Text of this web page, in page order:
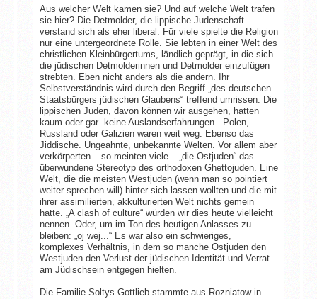
Aus welcher Welt kamen sie? Und auf welche Welt trafen
sie hier? Die Detmolder, die lippische Judenschaft
verstand sich als eher liberal. Für viele spielte die Religion
nur eine untergeordnete Rolle. Sie lebten in einer Welt des
christlichen Kleinbürgertums, ländlich geprägt, in die sich
die jüdischen Detmolderinnen und Detmolder einzufügen
strebten. Eben nicht anders als die andern. Ihr
Selbstverständnis wird durch den Begriff „des deutschen
Staatsbürgers jüdischen Glaubens“ treffend umrissen. Die
lippischen Juden, davon können wir ausgehen, hatten
kaum oder gar keine Auslandserfahrungen. Polen,
Russland oder Galizien waren weit weg. Ebenso das
Jiddische. Ungeahnte, unbekannte Welten. Vor allem aber
verkörperten – so meinten viele – „die Ostjuden“ das
überwundene Stereotyp des orthodoxen Ghettojuden. Eine
Welt, die die meisten Westjuden (wenn man so pointiert
weiter sprechen will) hinter sich lassen wollten und die mit
ihrer assimilierten, akkulturierten Welt nichts gemein
hatte. „A clash of culture“ würden wir dies heute vielleicht
nennen. Oder, um im Ton des heutigen Anlasses zu
bleiben: „oj wej...“ Es war also ein schwieriges,
komplexes Verhältnis, in dem so manche Ostjuden den
Westjuden den Verlust der jüdischen Identität und Verrat
am Jüdischsein entgegen hielten.
Die Familie Soltys-Gottlieb stammte aus Rozniatow in